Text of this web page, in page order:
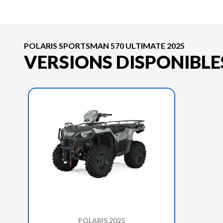
POLARIS SPORTSMAN 570 ULTIMATE 2025
VERSIONS
POLARIS 2025